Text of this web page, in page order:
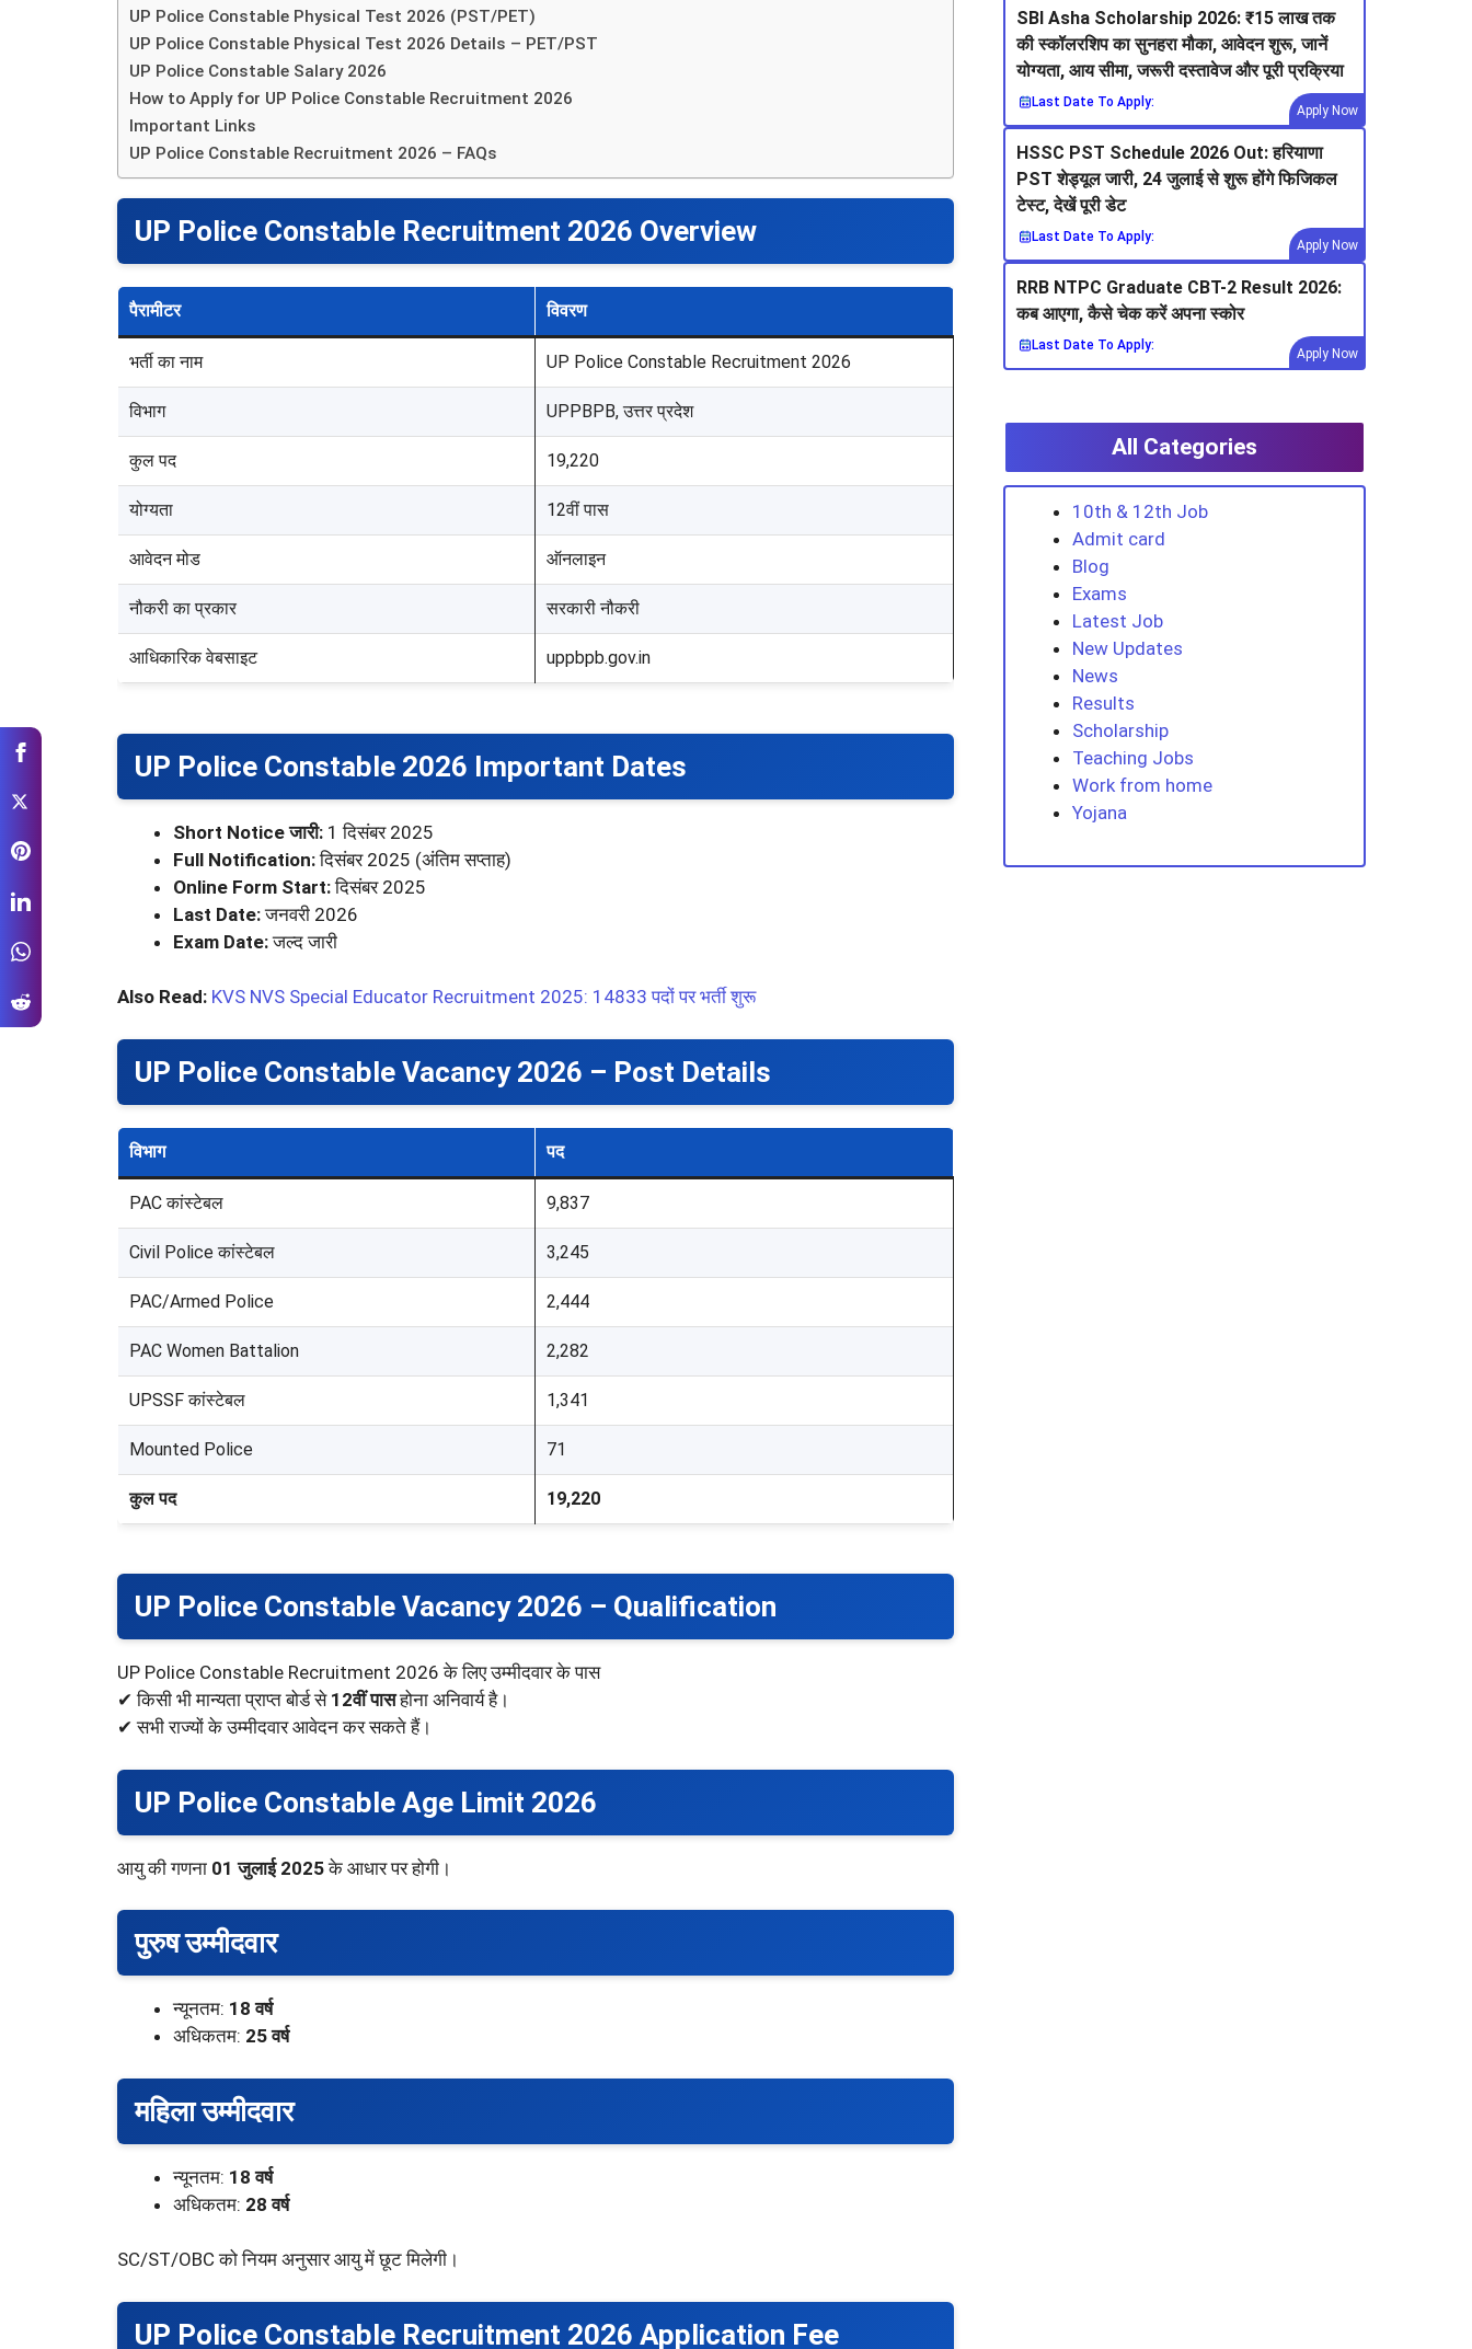
UP Police Constable Physical Test 2026 (PST/PET)
UP Police Constable Physical Test 2026 Details – PET/PST
UP Police Constable Salary 2026
How to Apply for UP Police Constable Recruitment 2026
Important Links
UP Police Constable Recruitment 2026 – FAQs
UP Police Constable Recruitment 2026 Overview
पैरामीटर विवरण
भर्ती का नाम UP Police Constable Recruitment 2026
विभाग UPPBPB, उत्तर प्रदेश
कुल पद 19,220
योग्यता 12वीं पास
आवेदन मोड ऑनलाइन
नौकरी का प्रकार सरकारी नौकरी
आधिकारिक वेबसाइट uppbpb.gov.in
UP Police Constable 2026 Important Dates
Short Notice जारी: 1 दिसंबर 2025
Full Notification:दिसंबर 2025 (अंतिम सप्ताह)
Online Form Start:दिसंबर 2025
Last Date:जनवरी 2026
Exam Date:जल्द जारी
Also Read: KVS NVS Special Educator Recruitment 2025: 14833 पदों पर भर्ती शुरू
UP Police Constable Vacancy 2026 – Post Details
विभाग पद
PAC कांस्टेबल 9,837
Civil Police कांस्टेबल 3,245
PAC/Armed Police 2,444
PAC Women Battalion 2,282
UPSSF कांस्टेबल 1,341
Mounted Police 71
कुल पद 19,220
UP Police Constable Vacancy 2026 – Qualification
UP Police Constable Recruitment 2026 के लिए उम्मीदवार के पास
✔ किसी भी मान्यता प्राप्त बोर्ड से 12वीं पासहोना अनिवार्य है।
✔ सभी राज्यों के उम्मीदवार आवेदन कर सकते हैं।
UP Police Constable Age Limit 2026
आयु की गणना 01 जुलाई 2025के आधार पर होगी।
पुरुष उम्मीदवार
न्यूनतम: 18 वर्ष
अधिकतम: 25 वर्ष
महिला उम्मीदवार
न्यूनतम: 18 वर्ष
अधिकतम: 28 वर्ष
SC/ST/OBC को नियम अनुसार आयु में छूट मिलेगी।
UP Police Constable Recruitment 2026 Application Fee
SBI Asha Scholarship 2026: ₹15 लाख तक
की स्कॉलरशिप का सुनहरा मौका, आवेदन शुरू, जानें
योग्यता, आय सीमा, जरूरी दस्तावेज और पूरी प्रक्रिया
Last Date To Apply:
Apply Now
HSSC PST Schedule 2026 Out: हरियाणा
PST शेड्यूल जारी, 24 जुलाई से शुरू होंगे फिजिकल
टेस्ट, देखें पूरी डेट
Last Date To Apply:
Apply Now
RRB NTPC Graduate CBT-2 Result 2026:
कब आएगा, कैसे चेक करें अपना स्कोर
Last Date To Apply:
Apply Now
All Categories
10th & 12th Job
Admit card
Blog
Exams
Latest Job
New Updates
News
Results
Scholarship
Teaching Jobs
Work from home
Yojana